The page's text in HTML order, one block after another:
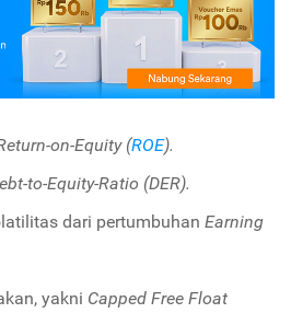
on-Equity (ROE).
to-Equity-Ratio (DER).
dari pertumbuhan Earning
yakni Capped Free Float